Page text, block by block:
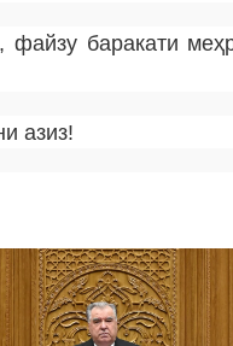
баракати
азиз!